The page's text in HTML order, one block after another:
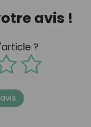
avis !
?